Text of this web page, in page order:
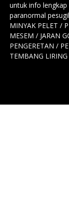
untuk info
paranormal
MINYAK PELET /
MESEM / JARAN
PENGERETAN /
TEMBANG